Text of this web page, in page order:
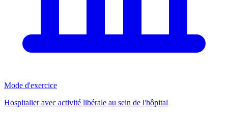
Mode d'exercice
Hospitalier avec activité libérale au sein de l'hôpital